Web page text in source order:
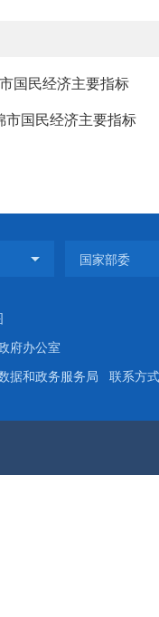
国民经济主要指标
市国民经济主要指标
政府办公室
据和政务服务局 联系方